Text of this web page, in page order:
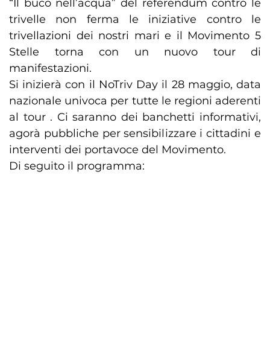
“Il buco nell’acqua” del referendum contro le
trivelle non ferma le iniziative contro le
trivellazioni dei nostri mari e il Movimento 5
Stelle torna con un nuovo tour di
manifestazioni.
Si inizierà con il NoTriv Day il 28 maggio, data
nazionale univoca per tutte le regioni aderenti
al tour . Ci saranno dei banchetti informativi,
agorà pubbliche per sensibilizzare i cittadini e
interventi dei portavoce del Movimento.
Di seguito il programma: